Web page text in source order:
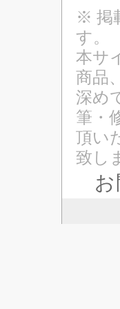
※ 掲
す。
本サ
商品
深め
筆・
頂い
致し
お